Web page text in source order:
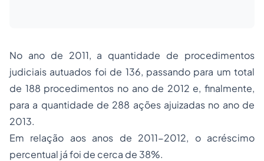
No ano de 2011, a quantidade de procedimentos
judiciais autuados foi de 136, passando para um total
de 188 procedimentos no ano de 2012 e, finalmente,
para a quantidade de 288 ações ajuizadas no ano de
2013.
Em relação aos anos de 2011-2012, o acréscimo
percentual já foi de cerca de 38%.